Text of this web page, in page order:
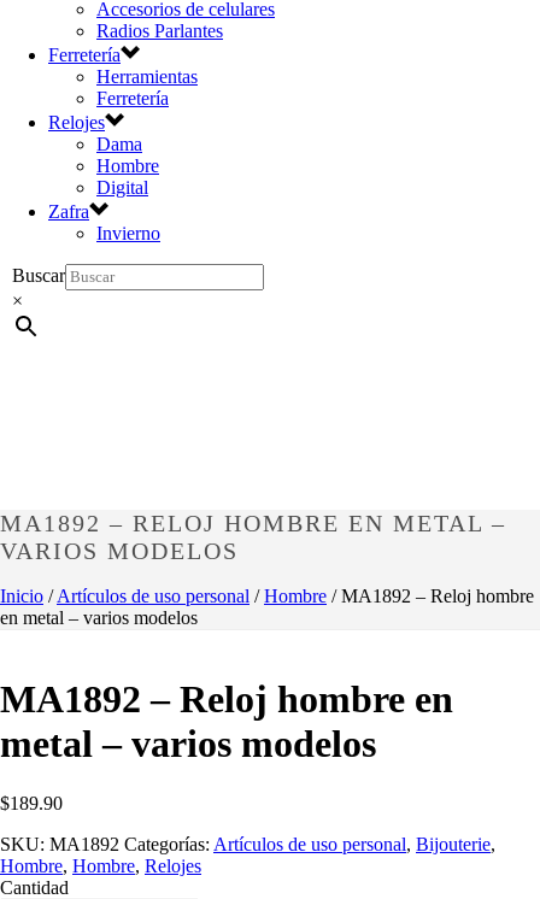
Accesorios de celulares
Radios Parlantes
Ferretería
Herramientas
Ferretería
Relojes
Dama
Hombre
Digital
Zafra
Invierno
Buscar
×
MA1892 – RELOJ HOMBRE EN METAL –
VARIOS MODELOS
Inicio /Artículos de uso personal /Hombre / MA1892 – Reloj hombre
en metal – varios modelos
MA1892 – Reloj hombre en
metal – varios modelos
$189.90
SKU: MA1892 Categorías: Artículos de uso personal, Bijouterie,
Hombre, Hombre, Relojes
Cantidad